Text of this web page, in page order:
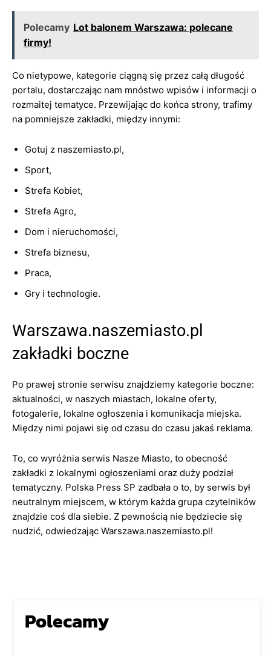
Polecamy Lot balonem Warszawa: polecane
firmy!
Co nietypowe, kategorie ciągną się przez całą długość
portalu, dostarczając nam mnóstwo wpisów i informacji o
rozmaitej tematyce. Przewijając do końca strony, trafimy
na pomniejsze zakładki, między innymi:
Gotuj z naszemiasto.pl,
Sport,
Strefa Kobiet,
Strefa Agro,
Dom i nieruchomości,
Strefa biznesu,
Praca,
Gry i technologie.
Warszawa.naszemiasto.pl
zakładki boczne
Po prawej stronie serwisu znajdziemy kategorie boczne:
aktualności, w naszych miastach, lokalne oferty,
fotogalerie, lokalne ogłoszenia i komunikacja miejska.
Między nimi pojawi się od czasu do czasu jakaś reklama.
To, co wyróżnia serwis Nasze Miasto, to obecność
zakładki z lokalnymi ogłoszeniami oraz duży podział
tematyczny. Polska Press SP zadbała o to, by serwis był
neutralnym miejscem, w którym każda grupa czytelników
znajdzie coś dla siebie. Z pewnością nie będziecie się
nudzić, odwiedzając Warszawa.naszemiasto.pl!
Polecamy